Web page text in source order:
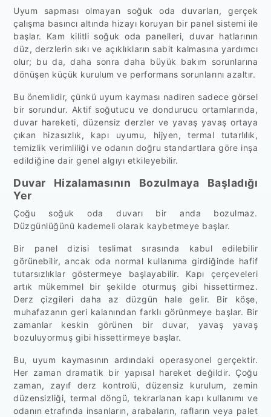
Uyum sapması olmayan soğuk oda duvarları, gerçek
çalışma basıncı altında hizayı koruyan bir panel sistemi ile
başlar. Kam kilitli soğuk oda panelleri, duvar hatlarının
düz, derzlerin sıkı ve açıklıkların sabit kalmasına yardımcı
olur; bu da, daha sonra daha büyük bakım sorunlarına
dönüşen küçük kurulum ve performans sorunlarını azaltır.
Bu önemlidir, çünkü uyum kayması nadiren sadece görsel
bir sorundur. Aktif soğutucu ve dondurucu ortamlarında,
duvar hareketi, düzensiz derzler ve yavaş yavaş ortaya
çıkan hizasızlık, kapı uyumu, hijyen, termal tutarlılık,
temizlik verimliliği ve odanın doğru standartlara göre inşa
edildiğine dair genel algıyı etkileyebilir.
Duvar Hizalamasının Bozulmaya Başladığı
Yer
Çoğu soğuk oda duvarı bir anda bozulmaz.
Düzgünlüğünü kademeli olarak kaybetmeye başlar.
Bir panel dizisi teslimat sırasında kabul edilebilir
görünebilir, ancak oda normal kullanıma girdiğinde hafif
tutarsızlıklar göstermeye başlayabilir. Kapı çerçeveleri
artık mükemmel bir şekilde oturmuş gibi hissettirmez.
Derz çizgileri daha az düzgün hale gelir. Bir köşe,
muhafazanın geri kalanından farklı görünmeye başlar. Bir
zamanlar keskin görünen bir duvar, yavaş yavaş
bozuluyormuş gibi hissettirmeye başlar.
Bu, uyum kaymasının ardındaki operasyonel gerçektir.
Her zaman dramatik bir yapısal hareket değildir. Çoğu
zaman, zayıf derz kontrolü, düzensiz kurulum, zemin
düzensizliği, termal döngü, tekrarlanan kapı kullanımı ve
odanın etrafında insanların, arabaların, rafların veya palet